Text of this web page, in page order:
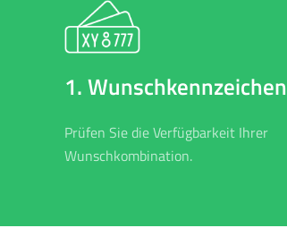
1. Wunschkennzeichen
Prüfen Sie die Verfügbarkeit Ihrer
Wunschkombination.